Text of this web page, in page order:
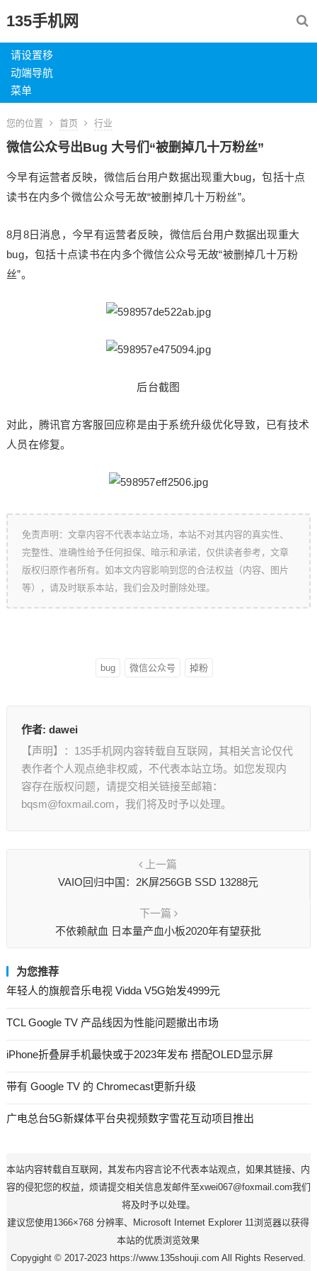
135手机网
请设置移
动端导航
菜单
您的位置 首页 行业
微信公众号出Bug 大号们“被删掉几十万粉丝”
今早有运营者反映，微信后台用户数据出现重大bug，包括十点
读书在内多个微信公众号无故“被删掉几十万粉丝”。
8月8日消息，今早有运营者反映，微信后台用户数据出现重大
bug，包括十点读书在内多个微信公众号无故“被删掉几十万粉
丝”。
后台截图
对此，腾讯官方客服回应称是由于系统升级优化导致，已有技术
人员在修复。
免责声明：文章内容不代表本站立场，本站不对其内容的真实性、
完整性、准确性给予任何担保、暗示和承诺，仅供读者参考，文章
版权归原作者所有。如本文内容影响到您的合法权益（内容、图片
等），请及时联系本站，我们会及时删除处理。
bug 微信公众号 掉粉
作者: dawei
【声明】：135手机网内容转载自互联网，其相关言论仅代
表作者个人观点绝非权威，不代表本站立场。如您发现内
容存在版权问题，请提交相关链接至邮箱：
bqsm@foxmail.com，我们将及时予以处理。
上一篇
VAIO回归中国：2K屏256GB SSD 13288元
下一篇
不依赖献血 日本量产血小板2020年有望获批
为您推荐
年轻人的旗舰音乐电视 Vidda V5G始发4999元
TCL Google TV 产品线因为性能问题撤出市场
iPhone折叠屏手机最快或于2023年发布 搭配OLED显示屏
带有 Google TV 的 Chromecast更新升级
广电总台5G新媒体平台央视频数字雪花互动项目推出
本站内容转载自互联网，其发布内容言论不代表本站观点，如果其链接、内
容的侵犯您的权益，烦请提交相关信息发邮件至xwei067@foxmail.com我们
将及时予以处理。
建议您使用1366×768 分辨率、Microsoft Internet Explorer 11浏览器以获得
本站的优质浏览效果
Copygight © 2017-2023 https://www.135shouji.com All Rights Reserved.